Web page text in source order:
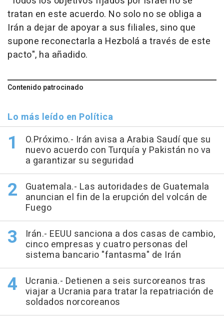
tratan en este acuerdo. No solo no se obliga a
Irán a dejar de apoyar a sus filiales, sino que
supone reconectarla a Hezbolá a través de este
pacto", ha añadido.
Contenido patrocinado
Lo más leído en Política
O.Próximo.- Irán avisa a Arabia Saudí que su
nuevo acuerdo con Turquía y Pakistán no va
a garantizar su seguridad
Guatemala.- Las autoridades de Guatemala
anuncian el fin de la erupción del volcán de
Fuego
Irán.- EEUU sanciona a dos casas de cambio,
cinco empresas y cuatro personas del
sistema bancario "fantasma" de Irán
Ucrania.- Detienen a seis surcoreanos tras
viajar a Ucrania para tratar la repatriación de
soldados norcoreanos